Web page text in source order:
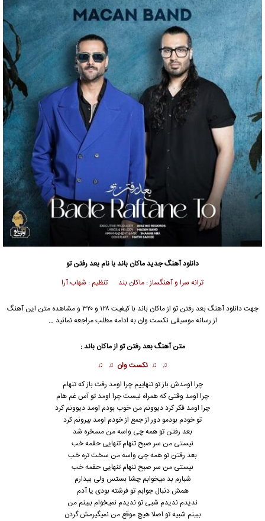
دانلود آهنگ جدیدماکان باندبا نام بعد رفتن تو
ترانه سرا و آهنگساز : ماکان بند تنظیم : شهاب آرا
جهت دانلود آهنگ بعد رفتن تو ازماکان باند
با کیفیت ۱۲۸ و ۳۲۰ و مشاهده متن این آهنگ
از رسانه موسیقی نکست وان به ادامه مطلب مراجعه نمائید …
متن آهنگ بعد رفتن تو ازماکان باند:
♫ ♫ نکست وان ♫ ♫
چرا اومدش باز تو تنهاییم چرا اومد رفت باز که تنهام
چرا اومد وقتی که همراه نیست چرا اومد تو آس غم هام
چرا اومد فکر کرد دیوونم من خوب بودم اومد دیوونم کرد
تو خودم بودمو دور از جمع از خودم اومد بیرونم کرد
بعد رفتن تو همه چی واسه من مسخره شد
نیستی من سر صبح تنهام تنهایی حقمه خب
بعد رفتن تو همه چی واسه من سخت تره خب
نیستی من سر صبح تنهام تنهایی حقمه خب
شبارم بد میخوابم چشا بستس ولی بیدارم
همش دنبال جوابم تو فرشته بودی یا آدم
ندیدم ندیدم شبی تو ندیدم نمیخوام ببینم من
ببینم شبیه تو اصلا هیچ موقع من نمیگیرمش گردن